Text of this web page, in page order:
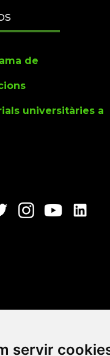
servir
de
universitàries a